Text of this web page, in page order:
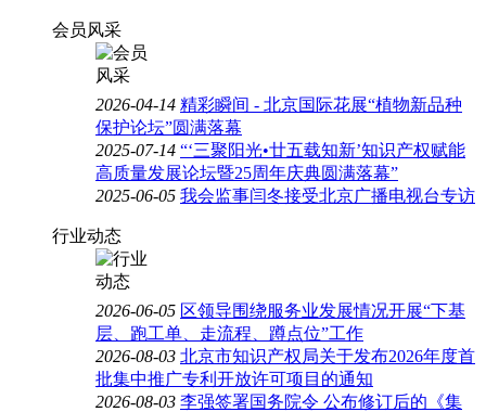
会员风采
2026-04-14 精彩瞬间 - 北京国际花展“植物新品种
保护论坛”圆满落幕
2025-07-14 “‘三聚阳光•廿五载知新’知识产权赋能
高质量发展论坛暨25周年庆典圆满落幕”
2025-06-05 我会监事闫冬接受北京广播电视台专访
行业动态
2026-06-05 区领导围绕服务业发展情况开展“下基
层、跑工单、走流程、蹲点位”工作
2026-08-03 北京市知识产权局关于发布2026年度首
批集中推广专利开放许可项目的通知
2026-08-03 李强签署国务院令 公布修订后的《集